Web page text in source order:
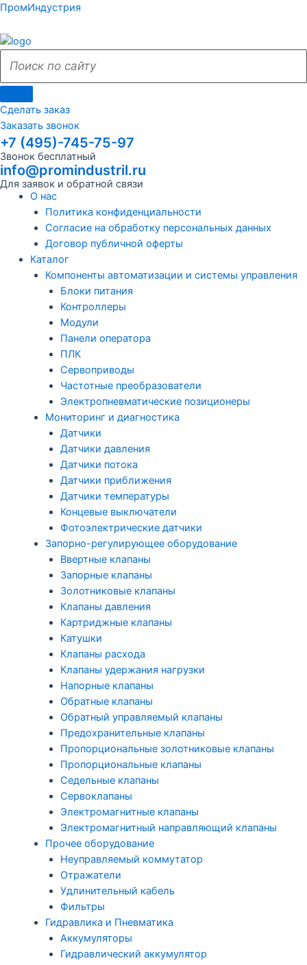
Перейти
содержимому
ПромИндустрия
Поиск
сайту
Поиск
Сделать заказ
Заказать звонок
+7 (495)-745-75-97
Звонок бесплатный
info@promindustril.ru
Для заявок и обратной связи
Меню
О нас
Политика конфиденциальности
Согласие на обработку персональных данных
Договор публичной оферты
Каталог
Компоненты автоматизации и системы управления
Блоки питания
Контроллеры
Модули
Панели оператора
ПЛК
Сервоприводы
Частотные преобразователи
Электропневматические позиционеры
Мониторинг и диагностика
Датчики
Датчики давления
Датчики потока
Датчики приближения
Датчики температуры
Концевые выключатели
Фотоэлектрические датчики
Запорно-регулирующее оборудование
Ввертные клапаны
Запорные клапаны
Золотниковые клапаны
Клапаны давления
Картриджные клапаны
Катушки
Клапаны расхода
Клапаны удержания нагрузки
Напорные клапаны
Обратные клапаны
Обратный управляемый клапаны
Предохранительные клапаны
Пропорциональные золотниковые клапаны
Пропорциональные клапаны
Седельные клапаны
Сервоклапаны
Электромагнитные клапаны
Электромагнитный направляющий клапаны
Прочее оборудование
Неуправляемый коммутатор
Отражатели
Удлинительный кабель
Фильтры
Гидравлика и Пневматика
Аккумуляторы
Гидравлический аккумулятор
Поиск
сайту
Поиск
Меню